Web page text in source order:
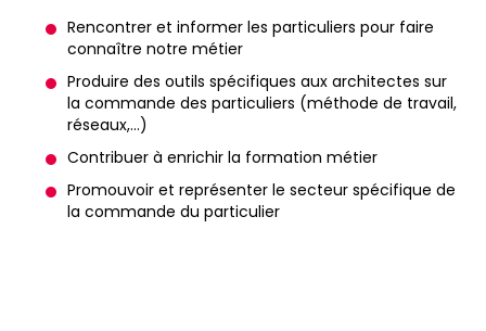
Rencontrer et informer les particuliers pour faire
connaître notre métier
Produire des outils spécifiques aux architectes sur
la commande des particuliers (méthode de travail,
réseaux,...)
Contribuer à enrichir la formation métier
Promouvoir et représenter le secteur spécifique de
la commande du particulier